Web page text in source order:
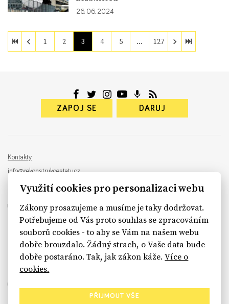
26. 06. 2024
1 2 3 4 5 … 127
ZAPOJ SE DARUJ
Kontakty
info@rekonstrukcestatu.cz
Návrh a vývoj: Sinfin , ilustrace:
sinfin.digital
Využití cookies pro personalizaci webu
Zákony prosazujeme a musíme je taky dodržovat.
Potřebujeme od Vás proto souhlas se zpracováním
souborů cookies - to aby se Vám na našem webu
dobře brouzdalo. Žádný strach, o Vaše data bude
dobře postaráno. Tak, jak zákon káže.Více o
cookies.
PŘIJMOUT VŠE